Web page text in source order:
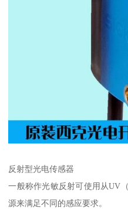
反射型光电传感器
一般称作光敏反射可使用从UV
源来满足不同的感应要求。